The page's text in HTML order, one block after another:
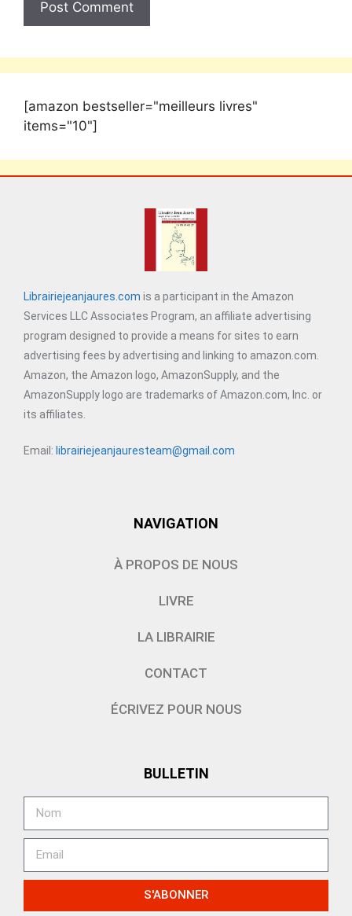
[amazon bestseller="meilleurs livres"
items="10"]
Librairiejeanjaures.com is a participant in the Amazon
Services LLC Associates Program, an affiliate advertising
program designed to provide a means for sites to earn
advertising fees by advertising and linking to amazon.com.
Amazon, the Amazon logo, AmazonSupply, and the
AmazonSupply logo are trademarks of Amazon.com, Inc. or
its affiliates.
Email: librairiejeanjauresteam@gmail.com
NAVIGATION
À PROPOS DE NOUS
LIVRE
LA LIBRAIRIE
CONTACT
ÉCRIVEZ POUR NOUS
BULLETIN
S'ABONNER